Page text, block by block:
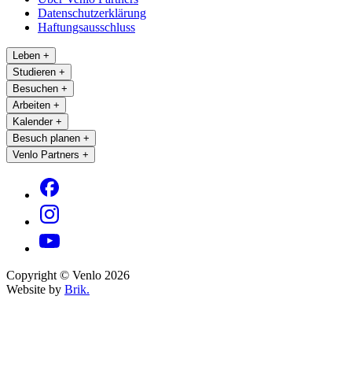
Datenschutzerklärung
Haftungsausschluss
Leben +
Studieren +
Besuchen +
Arbeiten +
Kalender +
Besuch planen +
Venlo Partners +
Copyright © Venlo 2026
Website by Brik.